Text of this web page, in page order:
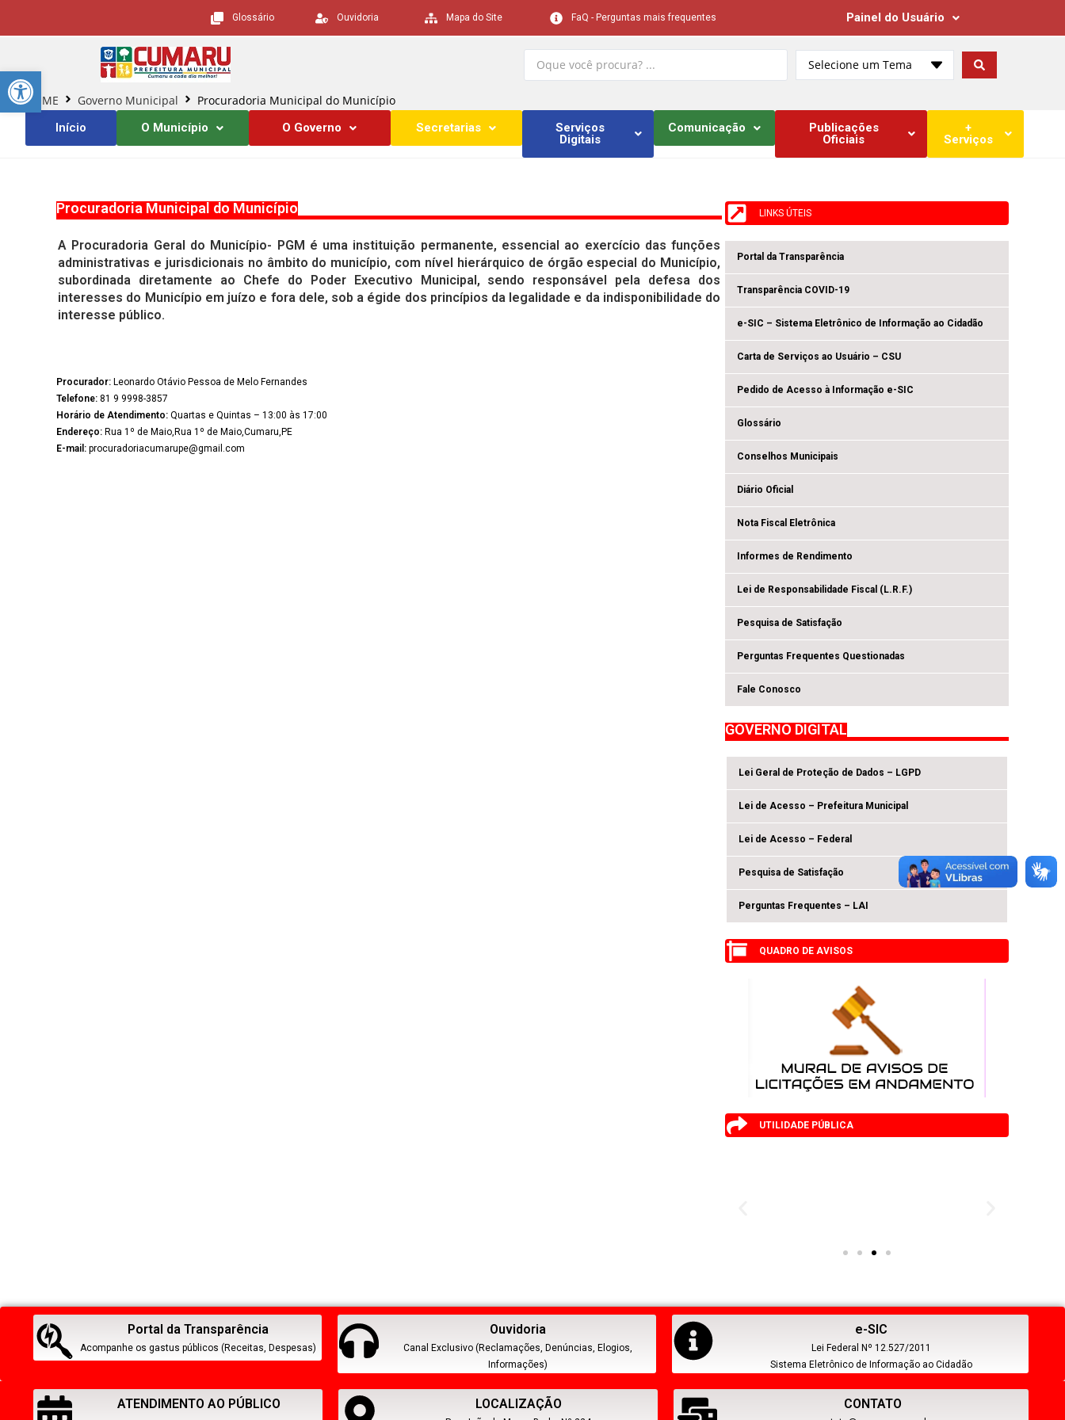
Barra de Ferramentas Aberta
Glossário Ouvidoria Mapa do Site FaQ - Perguntas mais frequentes Painel do Usuário
Selecione um Tema
HOME Governo Municipal Procuradoria Municipal do Município
Início O Município O Governo Secretarias
Serviços
Digitais
Comunicação
Publicações
Oficiais
+
Serviços
Procuradoria Municipal do Município
A Procuradoria Geral do Município- PGM é uma instituição permanente, essencial ao exercício das funções
administrativas e jurisdicionais no âmbito do município, com nível hierárquico de órgão especial do Município,
subordinada diretamente ao Chefe do Poder Executivo Municipal, sendo responsável pela defesa dos
interesses do Município em juízo e fora dele, sob a égide dos princípios da legalidade e da indisponibilidade do
interesse público.
Procurador: Leonardo Otávio Pessoa de Melo Fernandes
Telefone: 81 9 9998-3857
Horário de Atendimento: Quartas e Quintas – 13:00 às 17:00
Endereço: Rua 1º de Maio,Rua 1º de Maio,Cumaru,PE
E-mail: procuradoriacumarupe@gmail.com
LINKS ÚTEIS
Portal da Transparência
Transparência COVID-19
e-SIC – Sistema Eletrônico de Informação ao Cidadão
Carta de Serviços ao Usuário – CSU
Pedido de Acesso à Informação e-SIC
Glossário
Conselhos Municipais
Diário Oficial
Nota Fiscal Eletrônica
Informes de Rendimento
Lei de Responsabilidade Fiscal (L.R.F.)
Pesquisa de Satisfação
Perguntas Frequentes Questionadas
Fale Conosco
GOVERNO DIGITAL
Lei Geral de Proteção de Dados – LGPD
Lei de Acesso – Prefeitura Municipal
Lei de Acesso – Federal
Pesquisa de Satisfação
Perguntas Frequentes – LAI
QUADRO DE AVISOS
UTILIDADE PÚBLICA
Portal da Transparência
Acompanhe os gastus públicos (Receitas, Despesas)
Ouvidoria
Canal Exclusivo (Reclamações, Denúncias, Elogios,
Informações)
e-SIC
Lei Federal Nº 12.527/2011
Sistema Eletrônico de Informação ao Cidadão
ATENDIMENTO AO PÚBLICO LOCALIZAÇÃO CONTATO